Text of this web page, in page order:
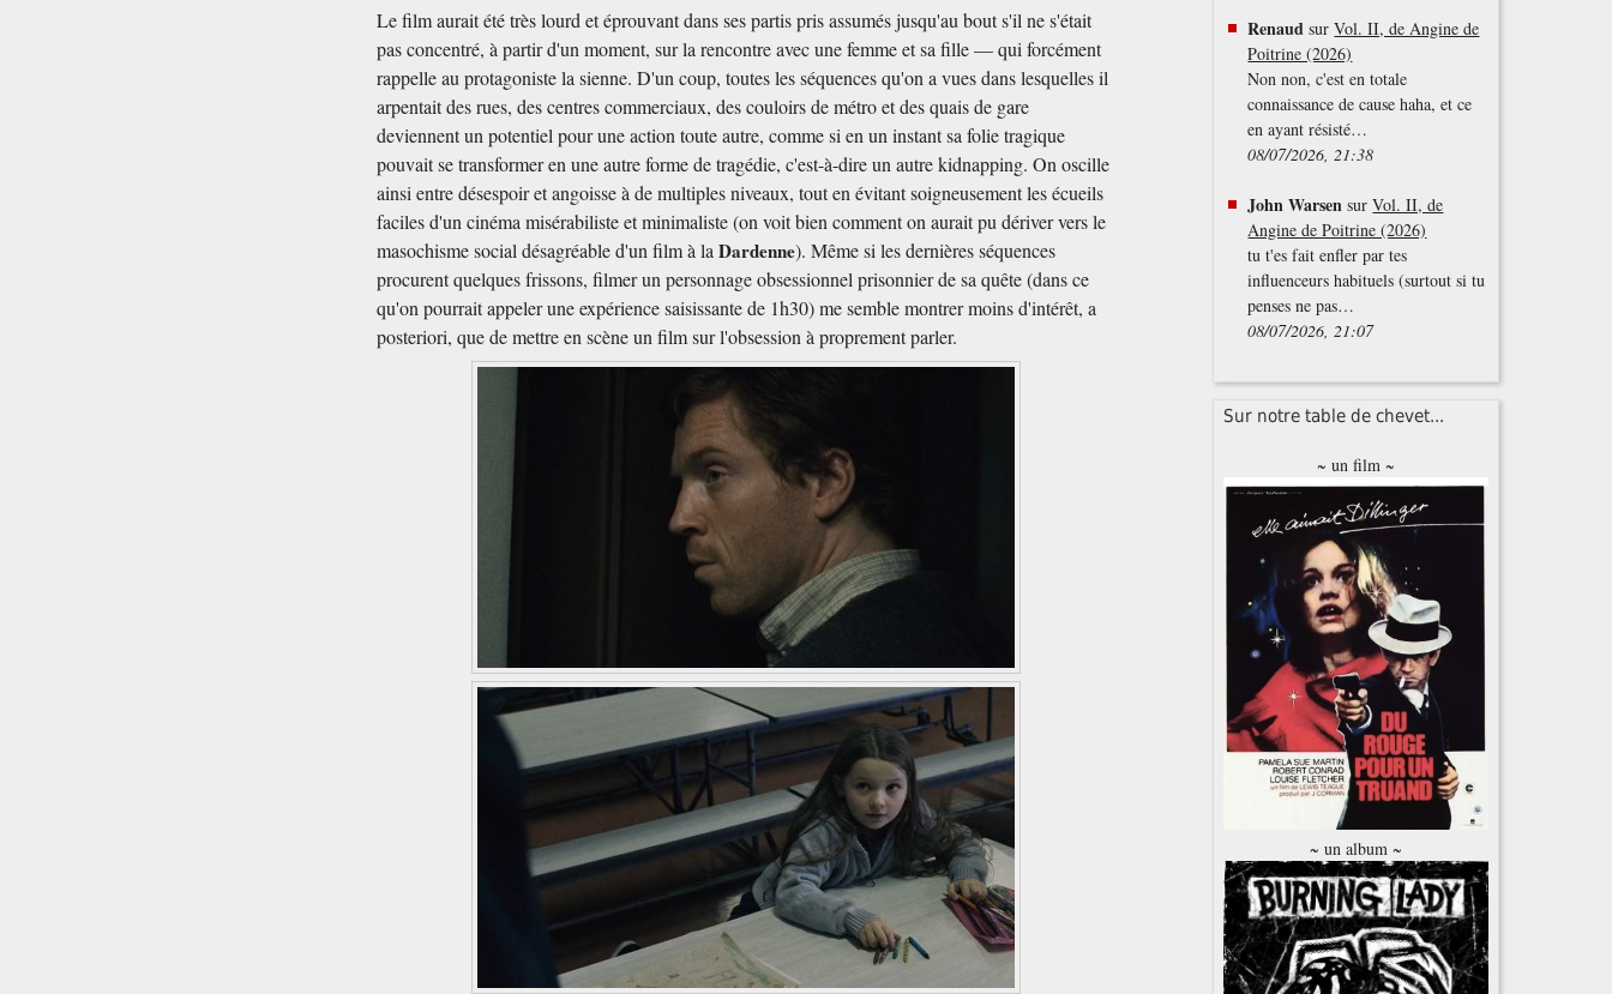
Le film aurait été très lourd et éprouvant dans ses partis pris assumés jusqu'au bout s'il ne s'était
pas concentré, à partir d'un moment, sur la rencontre avec une femme et sa fille — qui forcément
rappelle au protagoniste la sienne. D'un coup, toutes les séquences qu'on a vues dans lesquelles il
arpentait des rues, des centres commerciaux, des couloirs de métro et des quais de gare
deviennent un potentiel pour une action toute autre, comme si en un instant sa folie tragique
pouvait se transformer en une autre forme de tragédie, c'est-à-dire un autre kidnapping. On oscille
ainsi entre désespoir et angoisse à de multiples niveaux, tout en évitant soigneusement les écueils
faciles d'un cinéma misérabiliste et minimaliste (on voit bien comment on aurait pu dériver vers le
masochisme social désagréable d'un film à laDardenne). Même si les dernières séquences
procurent quelques frissons, filmer un personnage obsessionnel prisonnier de sa quête (dans ce
qu'on pourrait appeler une expérience saisissante de 1h30) me semble montrer moins d'intérêt, a
posteriori, que de mettre en scène un film sur l'obsession à proprement parler.
Renaud surVol. II, de Angine de
Poitrine (2026)
Non non, c'est en totale
connaissance de cause haha, et ce
en ayant résisté…
08/07/2026, 21:38
John Warsen surVol. II, de
Angine de Poitrine (2026)
tu t'es fait enfler par tes
influenceurs habituels (surtout si tu
penses ne pas…
08/07/2026, 21:07
Sur notre table de chevet...
~ un film ~
~ un album ~